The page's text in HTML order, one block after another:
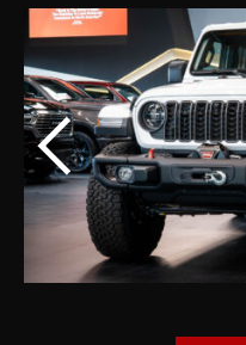
Archiv